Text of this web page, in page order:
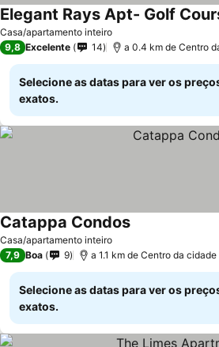
Casa/apartamento inteiro
Ver preços
9,8 Excelente 14 a 0.4 km de Centro
Selecione as datas para ver os
exatos.
Casa/apartamento inteiro
Catappa CondosVer preços
7,9 Boa 9 a 1.1 km de Centro da cidade
Selecione as datas para ver os
exatos.